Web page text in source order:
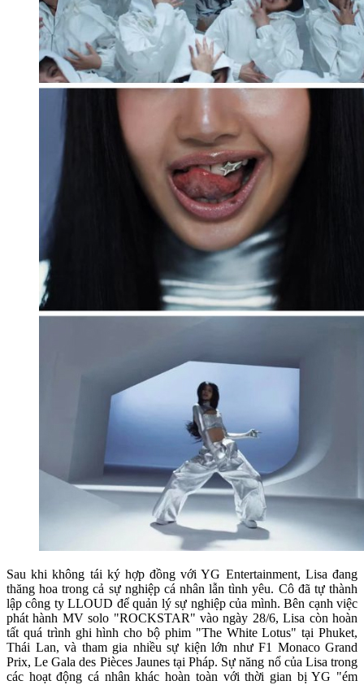
Sau khi không tái ký hợp đồng với YG Entertainment, Lisa đang
thăng hoa trong cả sự nghiệp cá nhân lẫn tình yêu. Cô đã tự thành
lập công ty LLOUD để quản lý sự nghiệp của mình. Bên cạnh việc
phát hành MV solo "ROCKSTAR" vào ngày 28/6, Lisa còn hoàn
tất quá trình ghi hình cho bộ phim "The White Lotus" tại Phuket,
Thái Lan, và tham gia nhiều sự kiện lớn như F1 Monaco Grand
Prix, Le Gala des Pièces Jaunes tại Pháp. Sự năng nổ của Lisa trong
các hoạt động cá nhân khác hoàn toàn với thời gian bị YG "ém